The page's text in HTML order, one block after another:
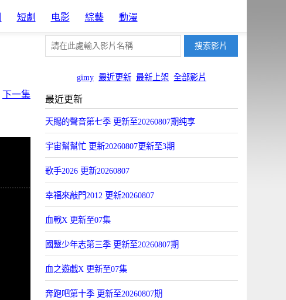
短劇 电影 綜藝 動漫
gimy 最近更新 最新上架 全部影片
下一集 最近更新
天賜的聲音第七季 更新至20260807期纯享
宇宙幫幫忙 更新20260807更新至3期
歌手2026 更新20260807
幸福來敲門2012 更新20260807
血戰X 更新至07集
國毉少年志第三季 更新至20260807期
血之遊戯X 更新至07集
奔跑吧第十季 更新至20260807期